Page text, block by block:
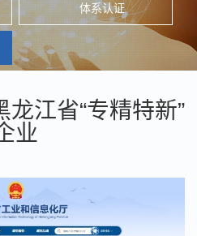
体系认证
江省“专精特新”
业